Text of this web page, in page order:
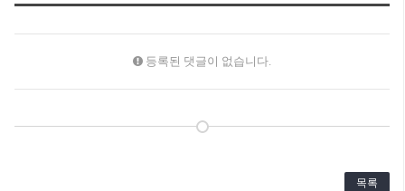
등록된 댓글이 없습니다.
목록